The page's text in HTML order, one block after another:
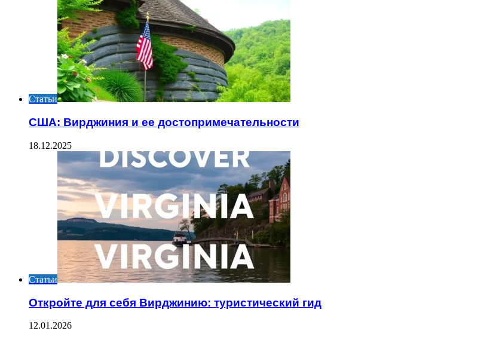
Статьи
США: Вирджиния и ее достопримечательности
18.12.2025
Статьи
Откройте для себя Вирджинию: туристический гид
12.01.2026